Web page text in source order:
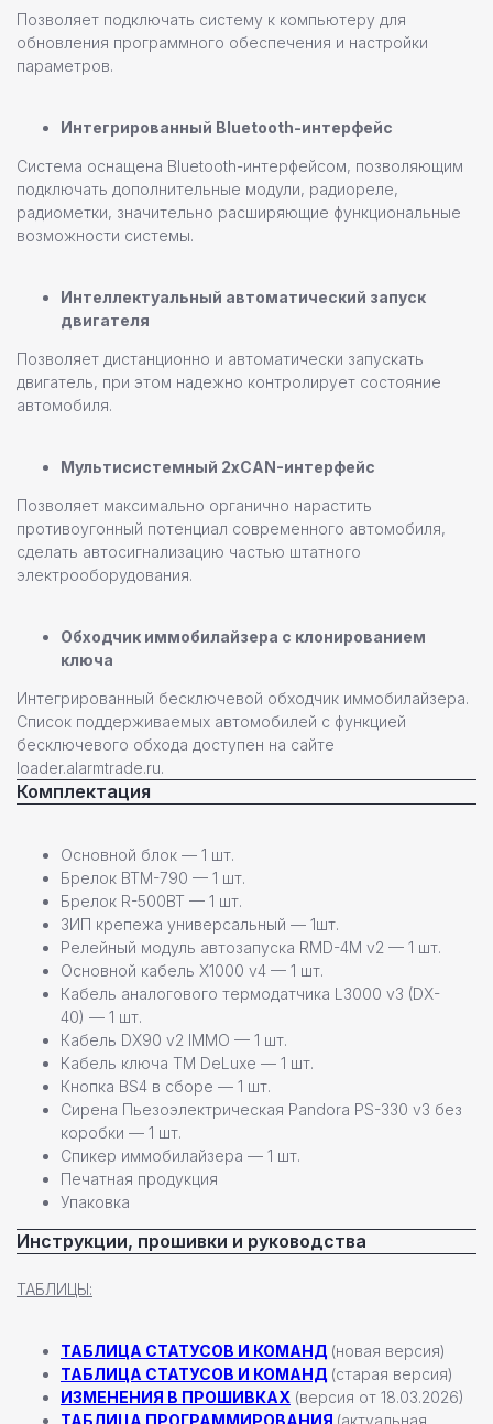
Позволяет подключать систему к компьютеру для
обновления программного обеспечения и настройки
параметров.
Интегрированный Bluetooth-интерфейс
Система оснащена Bluetooth-интерфейсом, позволяющим
подключать дополнительные модули, радиореле,
радиометки, значительно расширяющие функциональные
возможности системы.
Интеллектуальный автоматический запуск
двигателя
Позволяет дистанционно и автоматически запускать
двигатель, при этом надежно контролирует состояние
автомобиля.
Мультисистемный 2хCAN-интерфейс
Позволяет максимально органично нарастить
противоугонный потенциал современного автомобиля,
сделать автосигнализацию частью штатного
электрооборудования.
Обходчик иммобилайзера с клонированием
ключа
Интегрированный бесключевой обходчик иммобилайзера.
Список поддерживаемых автомобилей с функцией
бесключевого обхода доступен на сайте
loader.alarmtrade.ru.
Комплектация
Основной блок — 1 шт.
Брелок BTM-790 — 1 шт.
Брелок R-500BT — 1 шт.
ЗИП крепежа универсальный — 1шт.
Релейный модуль автозапуска RMD-4M v2 — 1 шт.
Основной кабель X1000 v4 — 1 шт.
Кабель аналогового термодатчика L3000 v3 (DX-
40) — 1 шт.
Кабель DX90 v2 IMMO — 1 шт.
Кабель ключа TM DeLuxe — 1 шт.
Кнопка BS4 в сборе — 1 шт.
Сирена Пьезоэлектрическая Pandora PS-330 v3 без
коробки — 1 шт.
Спикер иммобилайзера — 1 шт.
Печатная продукция
Упаковка
Инструкции, прошивки и руководства
ТАБЛИЦЫ:
ТАБЛИЦА СТАТУСОВ И КОМАНД (новая версия)
ТАБЛИЦА СТАТУСОВ И КОМАНД (старая версия)
ИЗМЕНЕНИЯ В ПРОШИВКАХ (версия от 18.03.2026)
ТАБЛИЦА ПРОГРАММИРОВАНИЯ (актуальная
+7
Даю согласие наобработку персональных данных
Отправить заявку
Остались вопросы или
нужна помощь в выборе?
Оставьте свои контактные данные,
наш специалист свяжется с вами
в ближайшее время
Охранные системы Pandora
Новинки